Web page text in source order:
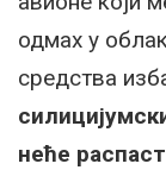
одмах у
средства
неће